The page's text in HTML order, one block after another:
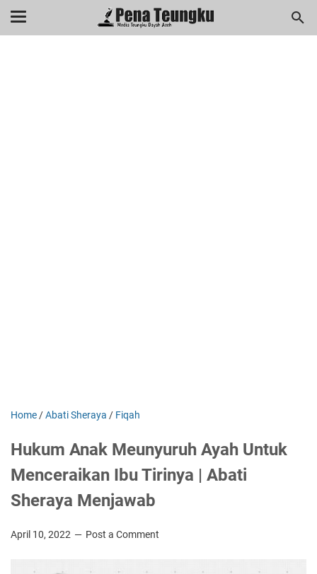
menuj
Home /Abati Sheraya / Fiqah
Hukum Anak Meunyuruh Ayah Untuk
Menceraikan Ibu Tirinya | Abati
Sheraya Menjawab
April 10, 2022 Post a Comment